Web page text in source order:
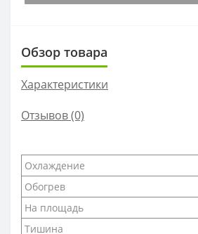
Обзор товара
Характеристики
Отзывов (0)
Охлаждение
Обогрев
На площадь
Тишина